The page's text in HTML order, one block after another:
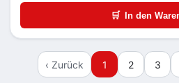
🛒 In den
‹ Zurück 1 2 3